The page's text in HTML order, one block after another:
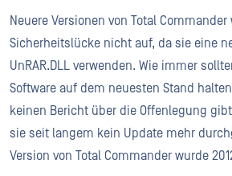
Neuere Versionen von Total
Sicherheitslücke nicht auf, da sie eine
UnRAR.DLL verwenden. Wie immer
Software auf dem neuesten Stand
keinen Bericht über die Offenlegung
sie seit langem kein Update mehr
Version von Total Commander wurde